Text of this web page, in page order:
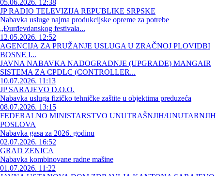
05.06.2026. 12:38
JP RADIO TELEVIZIJA REPUBLIKE SRPSKE
Nabavka usluge najma produkcijske opreme za potrebe
„Đurđevdanskog festivala...
12.05.2026. 12:52
AGENCIJA ZA PRUŽANJE USLUGA U ZRAČNOJ PLOVIDBI
BOSNE I...
JAVNA NABAVKA NADOGRADNJE (UPGRADE) MANGAIR
SISTEMA ZA CPDLC (CONTROLLER...
10.07.2026. 11:13
JP SARAJEVO D.O.O.
Nabavka usluga fizičko tehničke zaštite u objektima preduzeća
08.07.2026. 13:15
FEDERALNO MINISTARSTVO UNUTRAŠNJIH/UNUTARNJIH
POSLOVA
Nabavka gasa za 2026. godinu
02.07.2026. 16:52
GRAD ZENICA
Nabavka kombinovane radne mašine
01.07.2026. 11:22